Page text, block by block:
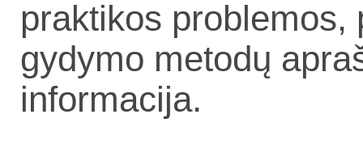
praktikos problemos,
gydymo metodų
informacija.